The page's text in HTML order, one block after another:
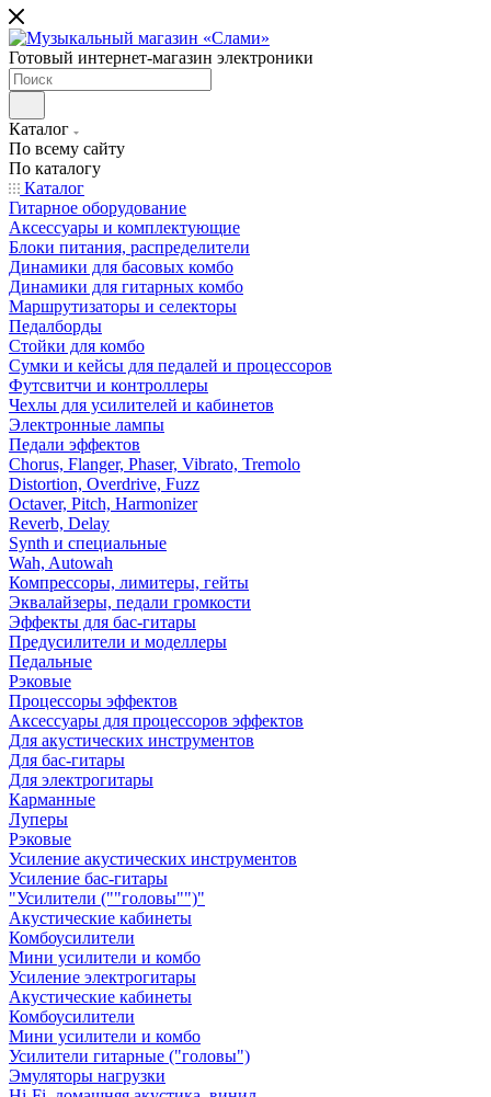
Готовый интернет-магазин электроники
Каталог
По всему сайту
По каталогу
Каталог
Гитарное оборудование
Аксессуары и комплектующие
Блоки питания, распределители
Динамики для басовых комбо
Динамики для гитарных комбо
Маршрутизаторы и селекторы
Педалборды
Стойки для комбо
Сумки и кейсы для педалей и процессоров
Футсвитчи и контроллеры
Чехлы для усилителей и кабинетов
Электронные лампы
Педали эффектов
Chorus, Flanger, Phaser, Vibrato, Tremolo
Distortion, Overdrive, Fuzz
Octaver, Pitch, Harmonizer
Reverb, Delay
Synth и специальные
Wah, Autowah
Компрессоры, лимитеры, гейты
Эквалайзеры, педали громкости
Эффекты для бас-гитары
Предусилители и моделлеры
Педальные
Рэковые
Процессоры эффектов
Аксессуары для процессоров эффектов
Для акустических инструментов
Для бас-гитары
Для электрогитары
Карманные
Луперы
Рэковые
Усиление акустических инструментов
Усиление бас-гитары
"Усилители (""головы"")"
Акустические кабинеты
Комбоусилители
Мини усилители и комбо
Усиление электрогитары
Акустические кабинеты
Комбоусилители
Мини усилители и комбо
Усилители гитарные ("головы")
Эмуляторы нагрузки